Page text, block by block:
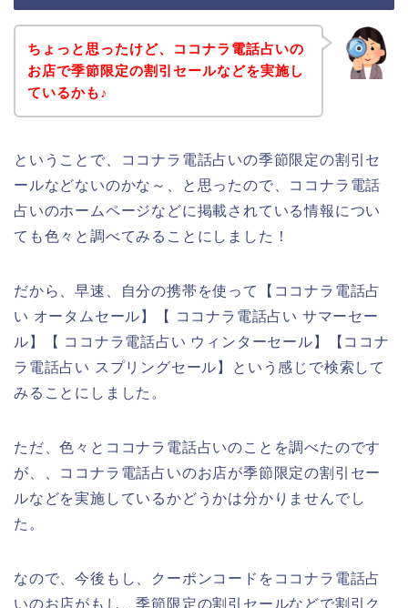
ちょっと思ったけど、ココナラ電話占いの
お店で季節限定の割引セールなどを実施し
ているかも♪
ということで、ココナラ電話占いの季節限定の割引セ
ールなどないのかな～、と思ったので、ココナラ電話
占いのホームページなどに掲載されている情報につい
ても色々と調べてみることにしました！
だから、早速、自分の携帯を使って【ココナラ電話占
い オータムセール】【 ココナラ電話占い サマーセー
ル】【 ココナラ電話占い ウィンターセール】【ココナ
ラ電話占い スプリングセール】という感じで検索して
みることにしました。
ただ、色々とココナラ電話占いのことを調べたのです
が、、ココナラ電話占いのお店が季節限定の割引セー
ルなどを実施しているかどうかは分かりませんでし
た。
なので、今後もし、クーポンコードをココナラ電話占
いのお店がもし、季節限定の割引セールなどで割引ク